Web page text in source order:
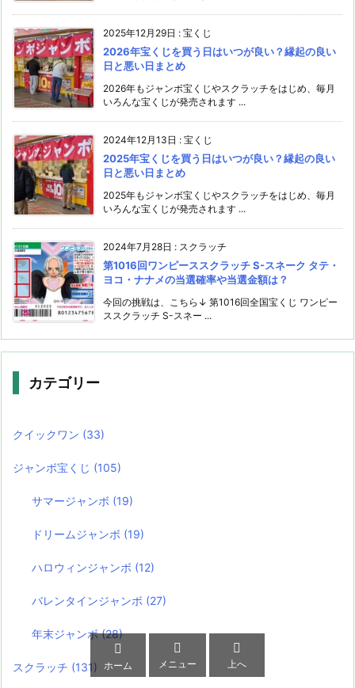
2025年12月29日 : 宝くじ
2026年宝くじを買う日はいつが良い？縁起の良い
日と悪い日まとめ
2026年もジャンボ宝くじやスクラッチをはじめ、毎月
いろんな宝くじが発売されます ...
2024年12月13日 : 宝くじ
2025年宝くじを買う日はいつが良い？縁起の良い
日と悪い日まとめ
2025年もジャンボ宝くじやスクラッチをはじめ、毎月
いろんな宝くじが発売されます ...
2024年7月28日 : スクラッチ
第1016回ワンピーススクラッチ S-スネーク タテ・
ヨコ・ナナメの当選確率や当選金額は？
今回の挑戦は、こちら↓ 第1016回全国宝くじ ワンピー
ススクラッチ S-スネー ...
カテゴリー
クイックワン (33)
ジャンボ宝くじ (105)
サマージャンボ (19)
ドリームジャンボ (19)
ハロウィンジャンボ (12)
バレンタインジャンボ (27)
年末ジャンボ(28)
スクラッチ (131)

ホーム

メニュー

上へ